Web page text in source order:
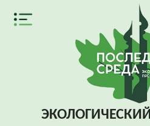
ЭКОЛОГИЧЕСКИЙ